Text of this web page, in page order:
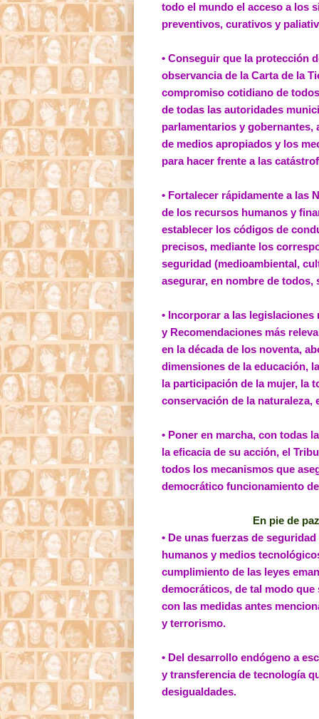
todo el mundo el acceso a los
preventivos, curativos y
• Conseguir que la protección
observancia de la Carta de la
compromiso cotidiano de
de todas las autoridades
parlamentarios y
de medios apropiados y los
para hacer frente a las
• Fortalecer rápidamente a las
de los recursos humanos y
establecer los códigos de
precisos, mediante los
seguridad (medioambiental,
asegurar, en nombre de todos,
• Incorporar a las
y Recomendaciones más
en la década de los noventa,
dimensiones de la educación,
la participación de la mujer, la
conservación de la naturaleza,
• Poner en marcha, con todas
la eficacia de su acción, el
todos los mecanismos que
democrático funcionamiento
En pie de
• De unas fuerzas de
humanos y medios
cumplimiento de las leyes
democráticos, de tal modo
con las medidas antes
y terrorismo.
• Del desarrollo endógeno a
y transferencia de tecnología
desigualdades.